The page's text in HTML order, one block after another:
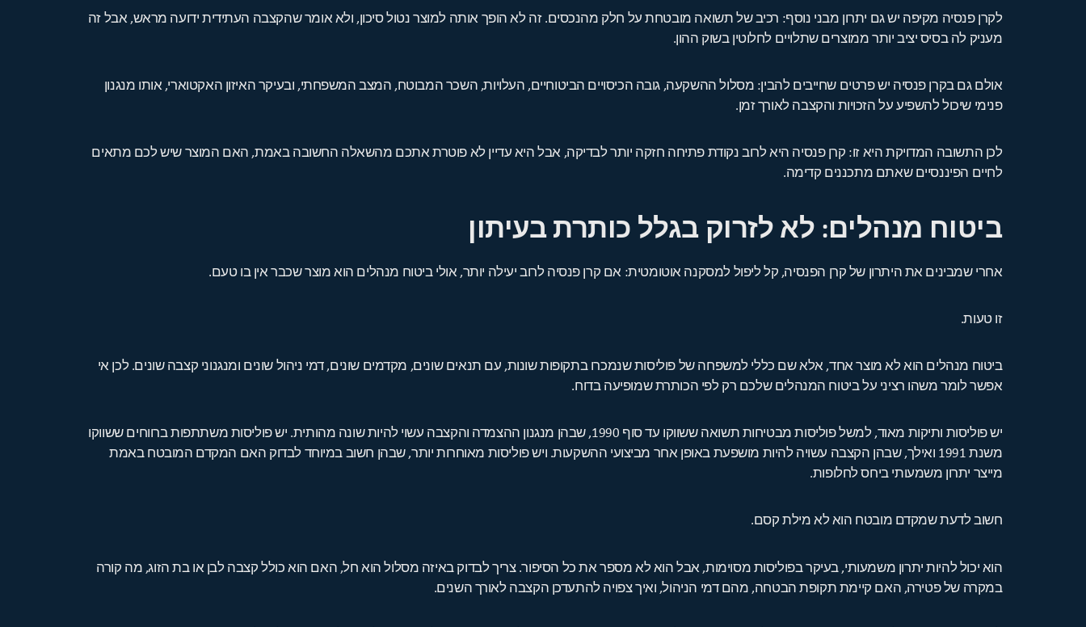
לקרן פנסיה מקיפה יש גם יתרון מבני נוסף: רכיב של תשואה מובטחת על חלק מהנכסים. זה לא הופך אותה למוצר נטול סיכון, ולא אומר שהקצבה העתידית ידועה מראש, אבל זה
מעניק לה בסיס יציב יותר ממוצרים שתלויים לחלוטין בשוק ההון.
אולם גם בקרן פנסיה יש פרטים שחייבים להבין: מסלול ההשקעה, גובה הכיסויים הביטוחיים, העלויות, השכר המבוטח, המצב המשפחתי, ובעיקר האיזון האקטוארי, אותו מנגנון
פנימי שיכול להשפיע על הזכויות והקצבה לאורך זמן.
לכן התשובה המדויקת היא זו: קרן פנסיה היא לרוב נקודת פתיחה חזקה יותר לבדיקה, אבל היא עדיין לא פוטרת אתכם מהשאלה החשובה באמת, האם המוצר שיש לכם מתאים
לחיים הפיננסיים שאתם מתכננים קדימה.
ביטוח מנהלים: לא לזרוק בגלל כותרת בעיתון
אחרי שמבינים את היתרון של קרן הפנסיה, קל ליפול למסקנה אוטומטית: אם קרן פנסיה לרוב יעילה יותר, אולי ביטוח מנהלים הוא מוצר שכבר אין בו טעם.
זו טעות.
ביטוח מנהלים הוא לא מוצר אחד, אלא שם כללי למשפחה של פוליסות שנמכרו בתקופות שונות, עם תנאים שונים, מקדמים שונים, דמי ניהול שונים ומנגנוני קצבה שונים. לכן אי
אפשר לומר משהו רציני על ביטוח המנהלים שלכם רק לפי הכותרת שמופיעה בדוח.
יש פוליסות ותיקות מאוד, למשל פוליסות מבטיחות תשואה ששווקו עד סוף 1990, שבהן מנגנון ההצמדה והקצבה עשוי להיות שונה מהותית. יש פוליסות משתתפות ברווחים ששווקו
משנת 1991 ואילך, שבהן הקצבה עשויה להיות מושפעת באופן אחר מביצועי ההשקעות. ויש פוליסות מאוחרות יותר, שבהן חשוב במיוחד לבדוק האם המקדם המובטח באמת
מייצר יתרון משמעותי ביחס לחלופות.
חשוב לדעת שמקדם מובטח הוא לא מילת קסם.
הוא יכול להיות יתרון משמעותי, בעיקר בפוליסות מסוימות, אבל הוא לא מספר את כל הסיפור. צריך לבדוק באיזה מסלול הוא חל, האם הוא כולל קצבה לבן או בת הזוג, מה קורה
במקרה של פטירה, האם קיימת תקופת הבטחה, מהם דמי הניהול, ואיך צפויה להתעדכן הקצבה לאורך השנים.